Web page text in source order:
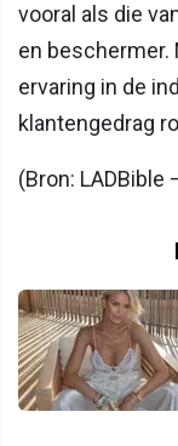
vooral als die
en beschermer.
ervaring in de
klantengedrag
(Bron: